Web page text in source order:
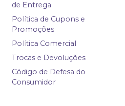
de Entrega
Política de Cupons e
Promoções
Política Comercial
Trocas e Devoluções
Código de Defesa do
Consumidor